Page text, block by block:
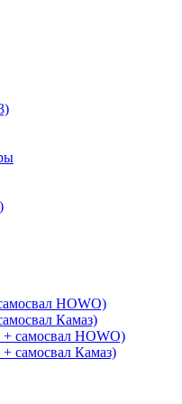
HOWO)
Камаз)
самосвал HOWO)
самосвал Камаз)